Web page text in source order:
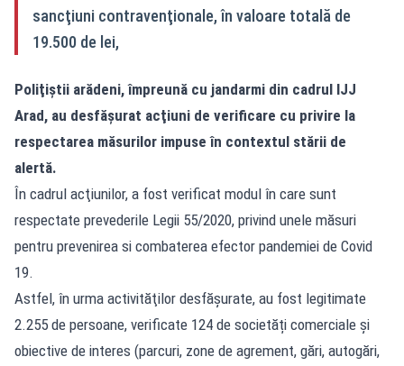
sancţiuni contravenţionale, în valoare totală de
19.500 de lei,
Poliţiştii arădeni, împreună cu jandarmi din cadrul IJJ
Arad, au desfăşurat acţiuni de verificare cu privire la
respectarea măsurilor impuse în contextul stării de
alertă.
În cadrul acţiunilor, a fost verificat modul în care sunt
respectate prevederile Legii 55/2020, privind unele măsuri
pentru prevenirea si combaterea efector pandemiei de Covid
19.
Astfel, în urma activităţilor desfăşurate, au fost legitimate
2.255 de persoane, verificate 124 de societăți comerciale și
obiective de interes (parcuri, zone de agrement, gări, autogări,